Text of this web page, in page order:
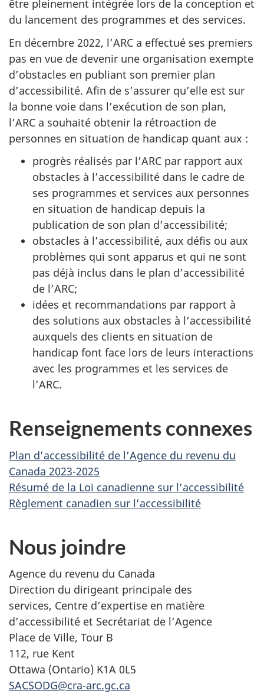
être pleinement intégrée lors de la conception et
du lancement des programmes et des services.
En décembre 2022, l’ARC a effectué ses premiers
pas en vue de devenir une organisation exempte
d’obstacles en publiant son premier plan
d’accessibilité. Afin de s’assurer qu’elle est sur
la bonne voie dans l’exécution de son plan,
l’ARC a souhaité obtenir la rétroaction de
personnes en situation de handicap quant aux :
progrès réalisés par l’ARC par rapport aux
obstacles à l’accessibilité dans le cadre de
ses programmes et services aux personnes
en situation de handicap depuis la
publication de son plan d’accessibilité;
obstacles à l’accessibilité, aux défis ou aux
problèmes qui sont apparus et qui ne sont
pas déjà inclus dans le plan d’accessibilité
de l’ARC;
idées et recommandations par rapport à
des solutions aux obstacles à l’accessibilité
auxquels des clients en situation de
handicap font face lors de leurs interactions
avec les programmes et les services de
l’ARC.
Renseignements connexes
Plan d’accessibilité de l’Agence du revenu du
Canada 2023-2025
Résumé de la Loi canadienne sur l’accessibilité
Règlement canadien sur l’accessibilité
Nous joindre
Agence du revenu du Canada
Direction du dirigeant principale des
services, Centre d’expertise en matière
d’accessibilité et Secrétariat de l’Agence
Place de Ville, Tour B
112, rue Kent
Ottawa (Ontario) K1A 0L5
SACSODG@cra-arc.gc.ca